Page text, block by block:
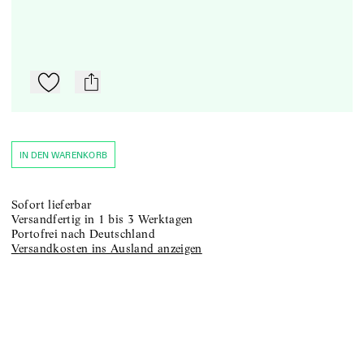
Zu Mein-TdZ hinzufügen
mail
IN DEN WARENKORB
sofort lieferbar
versandfertig in 1 bis 3 Werktagen
portofrei nach Deutschland
Versandkosten ins Ausland anzeigen